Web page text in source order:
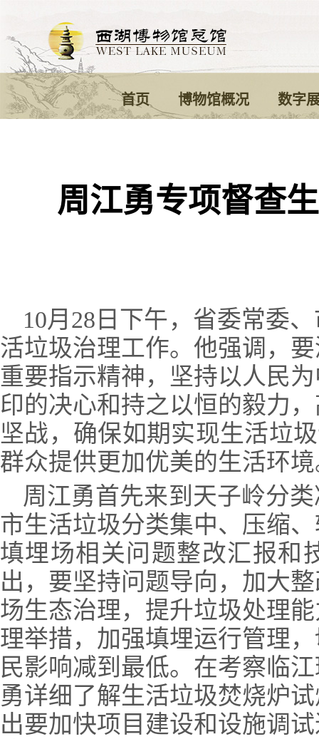
首页 博物馆概况 数字
周江勇专项督查
10月28日下午，省委常委
活垃圾治理工作。他强调，
重要指示精神，坚持以人民
印的决心和持之以恒的毅力
坚战，确保如期实现生活垃
群众提供更加优美的生活环
周江勇首先来到天子岭分
市生活垃圾分类集中、压缩
填埋场相关问题整改汇报和
出，要坚持问题导向，加大
场生态治理，提升垃圾处理
理举措，加强填埋运行管理
民影响减到最低。在考察临
勇详细了解生活垃圾焚烧炉
出要加快项目建设和设施调